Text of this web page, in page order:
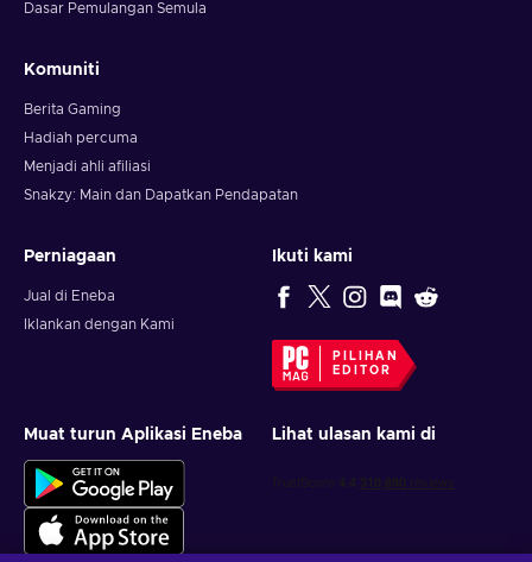
Dasar Pemulangan Semula
Komuniti
Berita Gaming
Hadiah percuma
Menjadi ahli afiliasi
Snakzy: Main dan Dapatkan Pendapatan
Perniagaan
Jual di Eneba
Iklankan dengan Kami
Ikuti kami
PILIHAN
EDITOR
Muat turun Aplikasi Eneba Lihat ulasan kami di